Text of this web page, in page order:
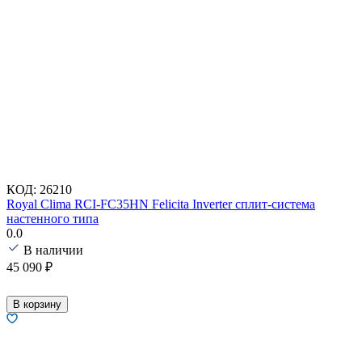
КОД: 26210
Royal Clima RCI-FC35HN Felicita Inverter сплит-система
настенного типа
0.0
В наличии
45 090 ₽
В корзину